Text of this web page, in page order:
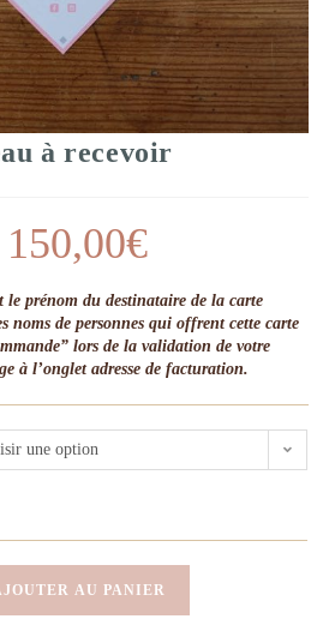
à recevoir
150,00€
le prénom du destinataire de la carte
noms de personnes qui offrent cette carte
lors de la validation de votre
à l’onglet adresse de facturation.
une option
AU PANIER